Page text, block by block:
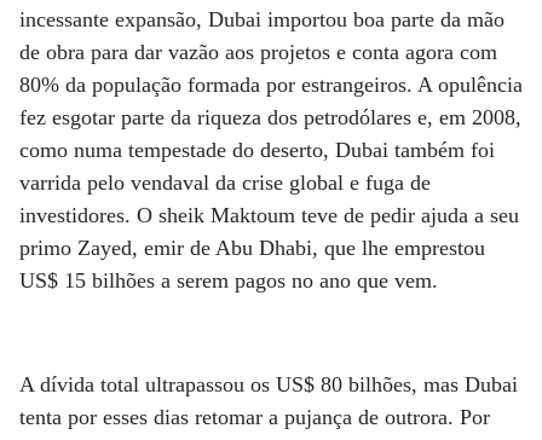
incessante expansão, Dubai importou boa parte da mão
de obra para dar vazão aos projetos e conta agora com
80% da população formada por estrangeiros. A opulência
fez esgotar parte da riqueza dos petrodólares e, em 2008,
como numa tempestade do deserto, Dubai também foi
varrida pelo vendaval da crise global e fuga de
investidores. O sheik Maktoum teve de pedir ajuda a seu
primo Zayed, emir de Abu Dhabi, que lhe emprestou
US$ 15 bilhões a serem pagos no ano que vem.
A dívida total ultrapassou os US$ 80 bilhões, mas Dubai
tenta por esses dias retomar a pujança de outrora. Por